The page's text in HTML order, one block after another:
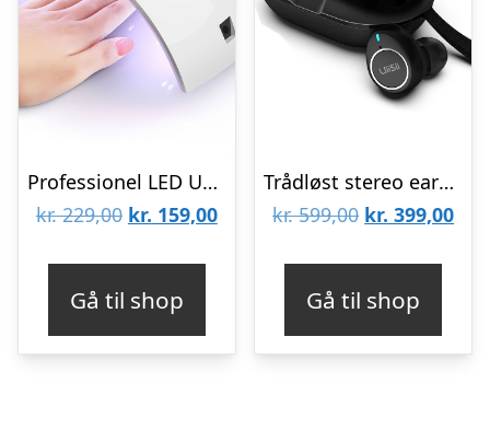
Professionel LED UV Neglelampe
kr.229,00 Den
kr. 229,00.
kr. 159,00Den
kr. 159,00.
Gå til shop
Trådløst stereo earbuds UiiSii TWS60
kr.599,00 Den
kr. 599,00.
kr. 399,00Den
kr.
Gå til shop